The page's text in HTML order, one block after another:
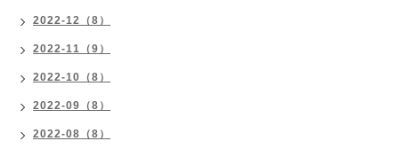
2022-12（8）
2022-11（9）
2022-10（8）
2022-09（8）
2022-08（8）